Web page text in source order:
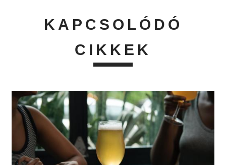
KAPCSOLÓDÓ
CIKKEK